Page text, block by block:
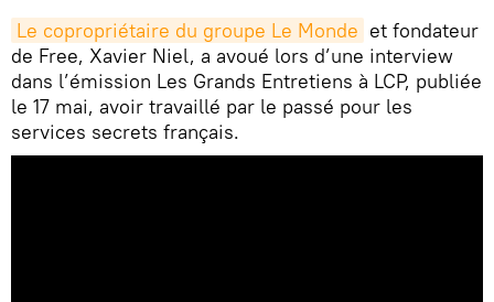
Le copropriétaire du groupe Le Monde et fondateur
de Free, Xavier Niel, a avoué lors d’une interview
dans l’émission Les Grands Entretiens à LCP, publiée
le 17 mai, avoir travaillé par le passé pour les
services secrets français.